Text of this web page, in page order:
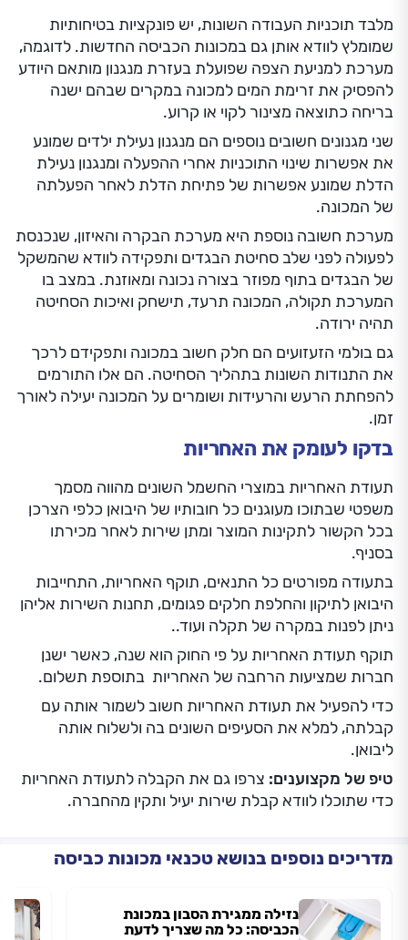
מלבד תוכניות העבודה השונות, יש פונקציות בטיחותיות
שמומלץ לוודא אותן גם במכונות הכביסה החדשות. לדוגמה,
מערכת למניעת הצפה שפועלת בעזרת מנגנון מותאם היודע
להפסיק את זרימת המים למכונה במקרים שבהם ישנה
בריחה כתוצאה מצינור לקוי או קרוע.
שני מגנונים חשובים נוספים הם מנגנון נעילת ילדים שמונע
את אפשרות שינוי התוכניות אחרי ההפעלה ומנגנון נעילת
הדלת שמונע אפשרות של פתיחת הדלת לאחר הפעלתה
של המכונה.
מערכת חשובה נוספת היא מערכת הבקרה והאיזון, שנכנסת
לפעולה לפני שלב סחיטת הבגדים ותפקידה לוודא שהמשקל
של הבגדים בתוף מפוזר בצורה נכונה ומאוזנת. במצב בו
המערכת תקולה, המכונה תרעד, תישחק ואיכות הסחיטה
תהיה ירודה.
גם בולמי הזעזועים הם חלק חשוב במכונה ותפקידם לרכך
את התנודות השונות בתהליך הסחיטה. הם אלו התורמים
להפחתת הרעש והרעידות ושומרים על המכונה יעילה לאורך
זמן.
בדקו לעומק את האחריות
תעודת האחריות במוצרי החשמל השונים מהווה מסמך
משפטי שבתוכו מעוגנים כל חובותיו של היבואן כלפי הצרכן
בכל הקשור לתקינות המוצר ומתן שירות לאחר מכירתו
בסניף.
בתעודה מפורטים כל התנאים, תוקף האחריות, התחייבות
היבואן לתיקון והחלפת חלקים פגומים, תחנות השירות אליהן
ניתן לפנות במקרה של תקלה ועוד..
תוקף תעודת האחריות על פי החוק הוא שנה, כאשר ישנן
חברות שמציעות הרחבה של האחריות בתוספת תשלום.
כדי להפעיל את תעודת האחריות חשוב לשמור אותה עם
קבלתה, למלא את הסעיפים השונים בה ולשלוח אותה
ליבואן.
טיפ של מקצוענים: צרפו גם את הקבלה לתעודת האחריות
כדי שתוכלו לוודא קבלת שירות יעיל ותקין מהחברה.
מדריכים נוספים בנושא טכנאי מכונות כביסה
נזילה ממגירת הסבון במכונת
הכביסה: כל מה שצריך לדעת